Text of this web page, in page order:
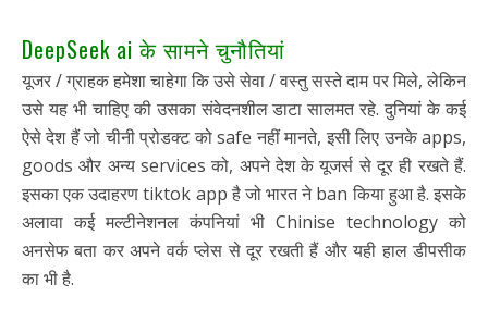
DeepSeek ai के सामने चुनौतियां
यूजर / ग्राहक हमेशा चाहेगा कि उसे सेवा / वस्तु सस्ते दाम पर मिले, लेकिन
उसे यह भी चाहिए की उसका संवेदनशील डाटा सालमत रहे. दुनियां के कई
ऐसे देश हैं जो चीनी प्रोडक्ट को safe नहीं मानते, इसी लिए उनके apps,
goods और अन्य services को, अपने देश के यूजर्स से दूर ही रखते हैं.
इसका एक उदाहरण tiktok app है जो भारत ने ban किया हुआ है. इसके
अलावा कई मल्टीनेशनल कंपनियां भी Chinise technology को
अनसेफ बता कर अपने वर्क प्लेस से दूर रखती हैं और यही हाल डीपसीक
का भी है.